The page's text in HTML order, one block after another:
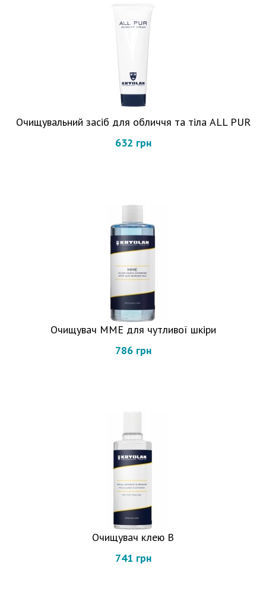
Очищувальний засіб для обличчя та тіла ALL PUR
632 грн
Очищувач MME для чутливої шкіри
786 грн
Очищувач клею В
741 грн